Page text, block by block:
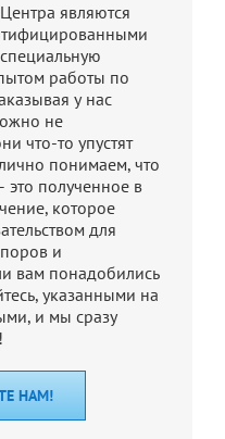
являются
работы по
у нас
не
что-то упустят
понимаем, что
это полученное в
которое
для
и
вам понадобились
указанными на
и мы сразу
НАМ!